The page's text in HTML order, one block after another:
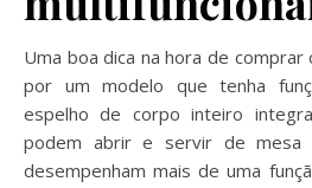
Uma boa dica na hora de
por um modelo que tenha
espelho de corpo inteiro
podem abrir e servir de mesa
desempenham mais de uma